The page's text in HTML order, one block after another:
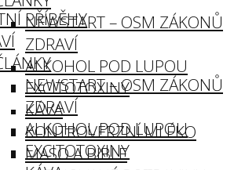
NEWSTART – OSM ZÁKONŮ
ZDRAVÍ
ALKOHOL POD LUPOU
EXCITOTOXINY
KÁVA
KONTROVERZNÍ MLÉKO
MASO A BIBLE
PŘÍBĚHY
NEWSTART – OSM ZÁKONŮ
ZDRAVÍ
ALKOHOL POD LUPOU
EXCITOTOXINY